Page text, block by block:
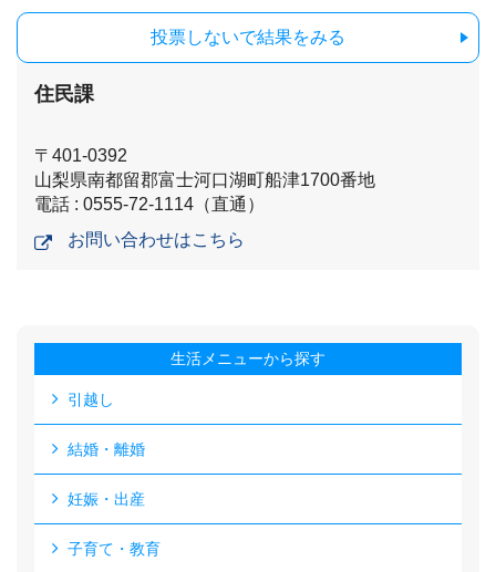
投票しないで結果をみる
住民課
〒401-0392
山梨県南都留郡富士河口湖町船津1700番地
電話 : 0555-72-1114（直通）
お問い合わせはこちら
生活メニューから探す
引越し
結婚・離婚
妊娠・出産
子育て・教育